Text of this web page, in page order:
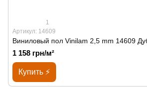
1
Артикул: 14609
Виниловый пол Vinilam 2,5 mm 14609
1 158 грн/м²
Купить ⚡